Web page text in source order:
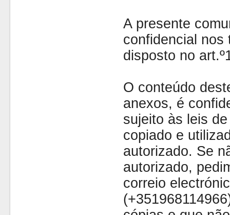
A presente
confidencial nos
disposto no
O conteúdo
anexos, é
sujeito às leis
copiado e
autorizado. Se
autorizado,
correio